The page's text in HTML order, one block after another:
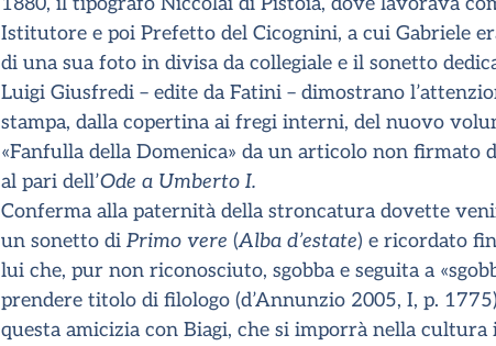
Istitutore e poi Prefetto del Cicognini, a cui Gabriele
di una sua foto in divisa da collegiale e il sonetto
Luigi Giusfredi – edite da Fatini – dimostrano
stampa, dalla copertina ai fregi interni, del nuovo
«Fanfulla della Domenica» da un articolo non firmato
al pari dell’Ode a Umberto I.
Conferma alla paternità della stroncatura dovette
un sonetto di Primo vere (Alba d’estate) e ricordato
lui che, pur non riconosciuto, sgobba e seguita a
prendere titolo di filologo (d’Annunzio 2005, I, p.
questa amicizia con Biagi, che si imporrà nella